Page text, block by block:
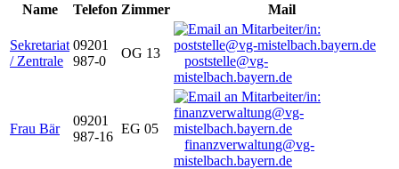
Name
Telefon Zimmer Mail
Sekretariat
/ Zentrale
09201
987-0
OG 13
poststelle@vg-
mistelbach.bayern.de
Frau Bär
09201
987-16
EG 05
finanzverwaltung@vg-
mistelbach.bayern.de